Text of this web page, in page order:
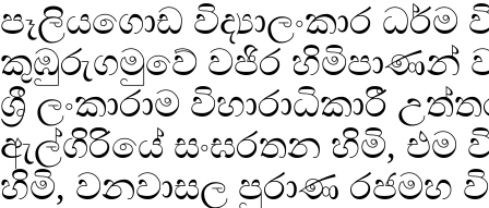
පෑලියගොඩ විද්‍යාලංකාර ධර්ම
කුඹුරුගමුවේ වජිර හිමිපාණන්
ශ්‍රී ලංකාරාම විහාරාධිකාරී
ඇල්ගිරියේ සංඝරතන හිමි, එම
හිමි, වනවාසල පුරාණ රජමහ